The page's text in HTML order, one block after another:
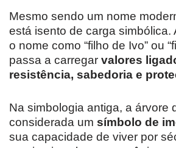
Mesmo sendo um nome
está isento de carga simbólica.
o nome como “filho de Ivo” ou
passa a carregar valores
resistência, sabedoria e
Na simbologia antiga, a árvore
considerada um símbolo de
sua capacidade de viver por